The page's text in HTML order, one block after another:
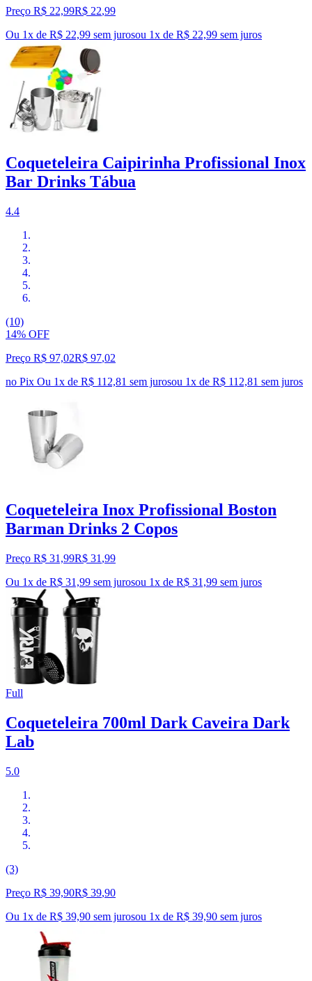
Preço R$ 22,99R$ 22,99
Ou 1x de R$ 22,99 sem jurosou 1x de R$ 22,99 sem juros
Coqueteleira Caipirinha Profissional Inox
Bar Drinks Tábua
4.4
(10)
14% OFF
Preço R$ 97,02R$ 97,02
no Pix Ou 1x de R$ 112,81 sem jurosou 1x de R$ 112,81 sem juros
Coqueteleira Inox Profissional Boston
Barman Drinks 2 Copos
Preço R$ 31,99R$ 31 ,99
Ou 1x de R$ 31,99 sem jurosou 1x de R$ 31,99 sem juros
Full
Coqueteleira 700ml Dark Caveira Dark
Lab
5.0
(3)
Preço R$ 39,90R$ 39,90
Ou 1x de R$ 39,90 sem jurosou 1x de R$ 39,90 sem juros